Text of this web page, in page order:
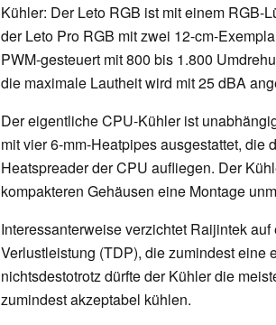
Kühler: Der Leto RGB ist mit einem RGB-
der Leto Pro RGB mit zwei 12-cm-
PWM-gesteuert mit 800 bis 1.800
die maximale Lautheit wird mit 25 dBA
Der eigentliche CPU-Kühler ist
mit vier 6-mm-Heatpipes ausgestattet, die
Heatspreader der CPU aufliegen. Der
kompakteren Gehäusen eine Montage
Interessanterweise verzichtet Raijintek
Verlustleistung (TDP), die zumindest eine
nichtsdestotrotz dürfte der Kühler die
zumindest akzeptabel kühlen.